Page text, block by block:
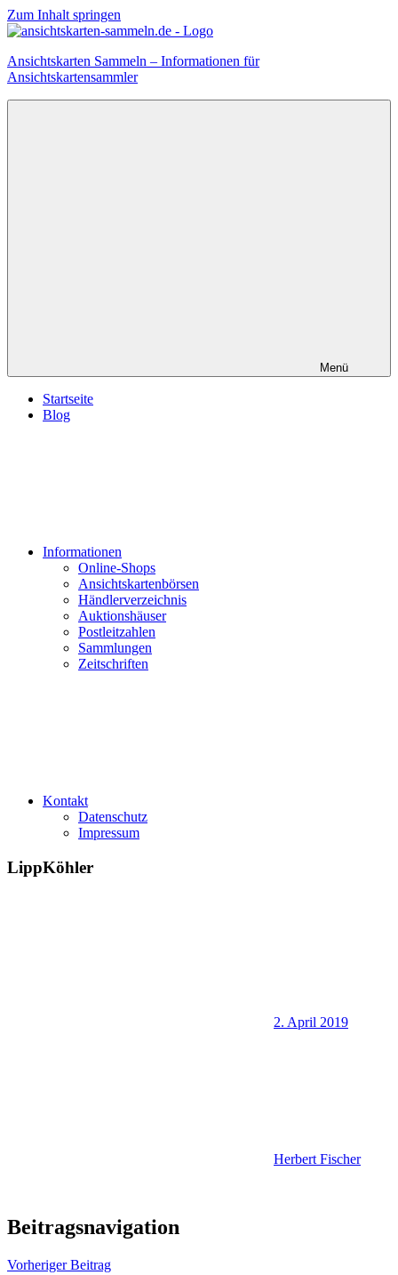
Zum Inhalt springen
Ansichtskarten Sammeln – Informationen für
Ansichtskartensammler
Menü
Startseite
Blog
Informationen
Online-Shops
Ansichtskartenbörsen
Händlerverzeichnis
Auktionshäuser
Postleitzahlen
Sammlungen
Zeitschriften
Kontakt
Datenschutz
Impressum
LippKöhler
2. April 2019
Herbert Fischer
Beitragsnavigation
Vorheriger Beitrag